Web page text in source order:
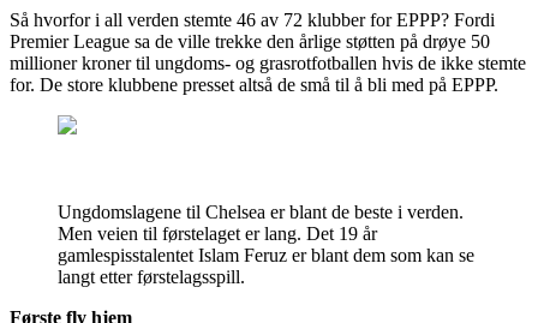
Så hvorfor i all verden stemte 46 av 72 klubber for EPPP? Fordi
Premier League sa de ville trekke den årlige støtten på drøye 50
millioner kroner til ungdoms- og grasrotfotballen hvis de ikke stemte
for. De store klubbene presset altså de små til å bli med på EPPP.
Ungdomslagene til Chelsea er blant de beste i verden.
Men veien til førstelaget er lang. Det 19 år
gamlespisstalentet Islam Feruz er blant dem som kan se
langt etter førstelagsspill.
Første fly hjem